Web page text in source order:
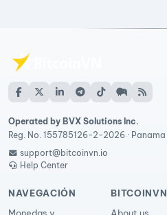
Operated by BVX Solutions Inc.
Reg. No. 155785126-2-2026 · Panama
support@bitcoinvn.io
Help Center
NAVEGACIÓN
BITCOINVN